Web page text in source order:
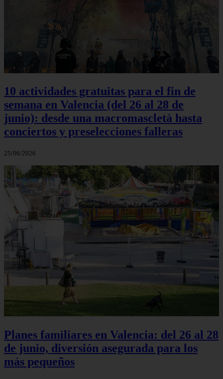
10 actividades gratuitas para el fin de
semana en Valencia (del 26 al 28 de
junio): desde una macromascletà hasta
conciertos y preselecciones falleras
25/06/2026
Planes familiares en Valencia: del 26 al 28
de junio, diversión asegurada para los
más pequeños